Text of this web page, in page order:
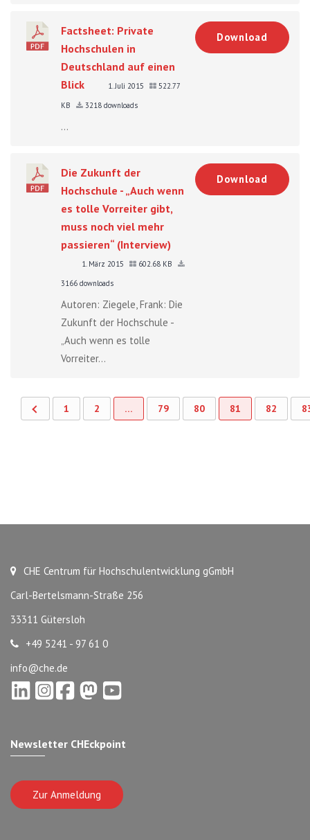
Factsheet: Private
Hochschulen in
Deutschland auf einen
Blick
1. Juli 2015
522.77
KB
3218 downloads
...
Download
Die Zukunft der
Hochschule - „Auch wenn
es tolle Vorreiter gibt,
muss noch viel mehr
passieren“ (Interview)
1. März 2015
602.68 KB
3166 downloads
Autoren: Ziegele, Frank: Die
Zukunft der Hochschule -
„Auch wenn es tolle
Vorreiter...
Download
1 2 … 79 80 81 82
CHE Centrum für Hochschulentwicklung gGmbH
Carl-Bertelsmann-Straße 256
33311 Gütersloh
+49 5241 - 97 61 0
info@che.de
Newsletter CHEckpoint
Zur Anmeldung